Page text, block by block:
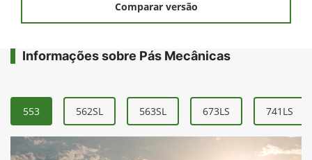
Comparar versão
Informações sobre Pás Mecânicas
553 562SL 563SL 673LS 741LS